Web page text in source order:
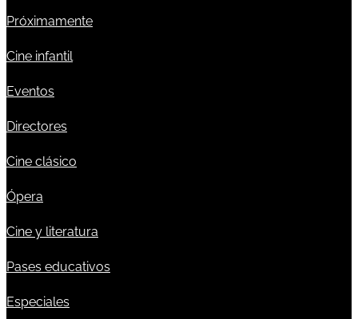
Próximamente
Cine infantil
Eventos
Directores
Cine clásico
Ópera
Cine y literatura
Pases educativos
Especiales